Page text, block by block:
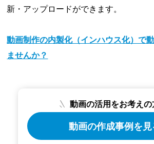
新・アップロードができます。
動画制作の内製化（インハウス化）で
ませんか？
動画の活用をお考えの
動画の作成事例を見